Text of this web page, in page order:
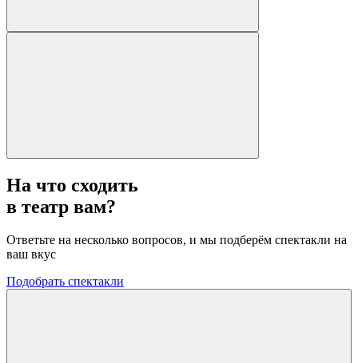
На что сходить
в театр вам?
Ответьте на несколько вопросов, и мы подберём спектакли на
ваш вкус
Подобрать спектакли